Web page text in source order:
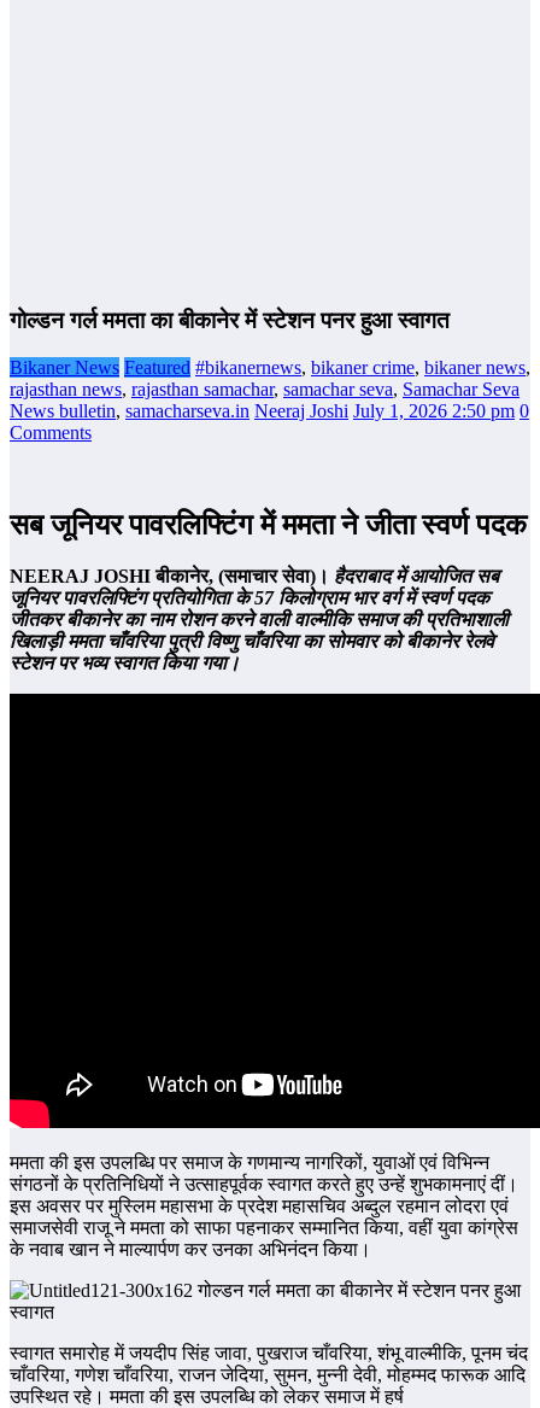
गोल्‍डन गर्ल ममता का बीकानेर में स्‍टेशन पनर हुआ स्‍वागत
Bikaner News Featured #bikanernews, bikaner crime, bikaner news,
rajasthan news, rajasthan samachar, samachar seva, Samachar Seva
News bulletin, samacharseva.in Neeraj Joshi July 1, 2026 2:50 pm 0
Comments
सब जूनियर पावरलिफ्टिंग में ममता ने जीता स्वर्ण पदक
NEERAJ JOSHIबीकानेर, (समाचार सेवा)। हैदराबाद में आयोजित सब
जूनियर पावरलिफ्टिंग प्रतियोगिता के 57 किलोग्राम भार वर्ग में स्वर्ण पदक
जीतकर बीकानेर का नाम रोशन करने वाली वाल्मीकि समाज की प्रतिभाशाली
खिलाड़ी ममता चाँवरिया पुत्री विष्णु चाँवरिया का सोमवार को बीकानेर रेलवे
स्टेशन पर भव्य स्वागत किया गया।
ममता की इस उपलब्धि पर समाज के गणमान्य नागरिकों, युवाओं एवं विभिन्न
संगठनों के प्रतिनिधियों ने उत्साहपूर्वक स्वागत करते हुए उन्हें शुभकामनाएं दीं।
इस अवसर पर मुस्लिम महासभा के प्रदेश महासचिव अब्दुल रहमान लोदरा एवं
समाजसेवी राजू ने ममता को साफा पहनाकर सम्मानित किया, वहीं युवा कांग्रेस
के नवाब खान ने माल्यार्पण कर उनका अभिनंदन किया।
स्वागत समारोह में जयदीप सिंह जावा, पुखराज चाँवरिया, शंभू वाल्मीकि, पूनम चंद
चाँवरिया, गणेश चाँवरिया, राजन जेदिया, सुमन, मुन्नी देवी, मोहम्मद फारूक आदि
उपस्थित रहे। ममता की इस उपलब्धि को लेकर समाज में हर्ष